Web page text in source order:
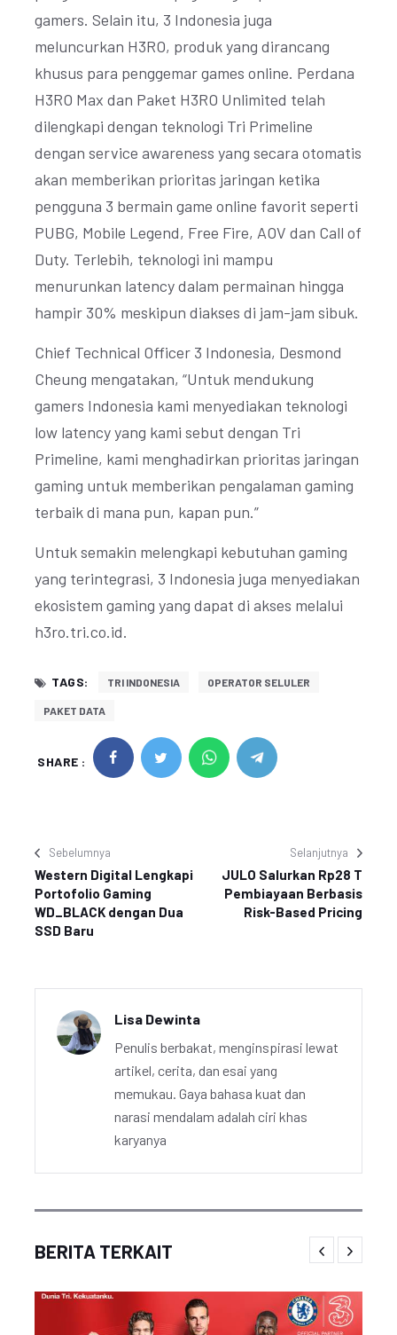
gamers. Selain itu, 3 Indonesia juga
meluncurkan H3RO, produk yang dirancang
khusus para penggemar games online. Perdana
H3RO Max dan Paket H3RO Unlimited telah
dilengkapi dengan teknologi Tri Primeline
dengan service awareness yang secara otomatis
akan memberikan prioritas jaringan ketika
pengguna 3 bermain game online favorit seperti
PUBG, Mobile Legend, Free Fire, AOV dan Call of
Duty. Terlebih, teknologi ini mampu
menurunkan latency dalam permainan hingga
hampir 30% meskipun diakses di jam-jam sibuk.
Chief Technical Officer 3 Indonesia, Desmond
Cheung mengatakan, “Untuk mendukung
gamers Indonesia kami menyediakan teknologi
low latency yang kami sebut dengan Tri
Primeline, kami menghadirkan prioritas jaringan
gaming untuk memberikan pengalaman gaming
terbaik di mana pun, kapan pun.”
Untuk semakin melengkapi kebutuhan gaming
yang terintegrasi, 3 Indonesia juga menyediakan
ekosistem gaming yang dapat di akses melalui
h3ro.tri.co.id.
TAGS: TRI INDONESIA OPERATOR SELULER
PAKET DATA
SHARE :
Sebelumnya
Western Digital Lengkapi
Portofolio Gaming
WD_BLACK dengan Dua
SSD Baru
Selanjutnya
JULO Salurkan Rp28 T
Pembiayaan Berbasis
Risk-Based Pricing
Lisa Dewinta
Penulis berbakat, menginspirasi lewat
artikel, cerita, dan esai yang
memukau. Gaya bahasa kuat dan
narasi mendalam adalah ciri khas
karyanya
BERITA TERKAIT